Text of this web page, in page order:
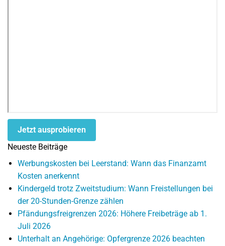
Jetzt ausprobieren
Neueste Beiträge
Werbungskosten bei Leerstand: Wann das Finanzamt
Kosten anerkennt
Kindergeld trotz Zweitstudium: Wann Freistellungen bei
der 20-Stunden-Grenze zählen
Pfändungsfreigrenzen 2026: Höhere Freibeträge ab 1.
Juli 2026
Unterhalt an Angehörige: Opfergrenze 2026 beachten